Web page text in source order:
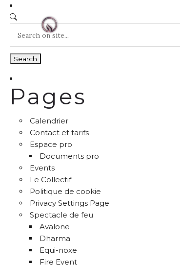
Pages
Calendrier
Contact et tarifs
Espace pro
Documents pro
Events
Le Collectif
Politique de cookie
Privacy Settings Page
Spectacle de feu
Avalone
Dharma
Equi-noxe
Fire Event